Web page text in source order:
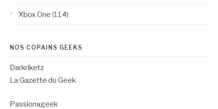
Xbox One (114)
NOS COPAINS GEEKS
Darkriketz
La Gazette du Geek
Passionageek